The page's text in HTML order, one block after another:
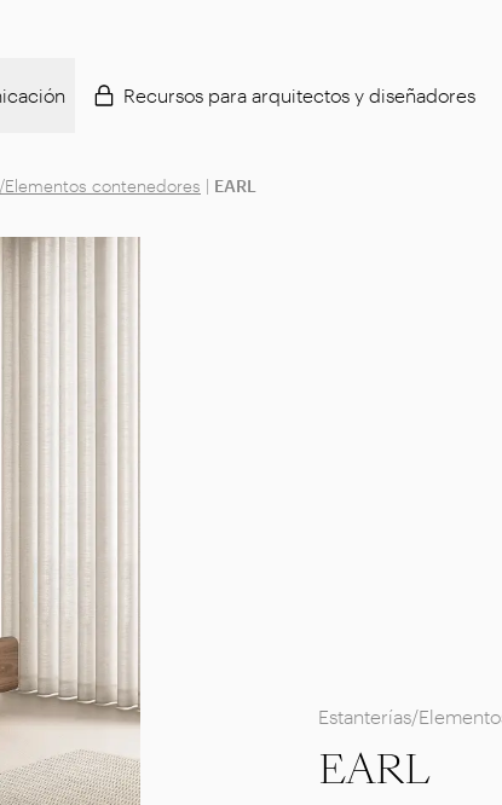
Recursos para arquitectos y diseñadores
Elementos contenedores | EARL
Estanterías/
EARL